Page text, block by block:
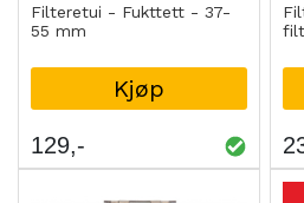
Filteretui - Fukttett - 37-
55 mm
Kjøp
129